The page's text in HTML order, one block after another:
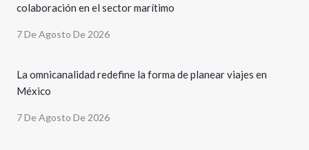
colaboración en el sector marítimo
7 De Agosto De 2026
La omnicanalidad redefine la forma de planear viajes en
México
7 De Agosto De 2026